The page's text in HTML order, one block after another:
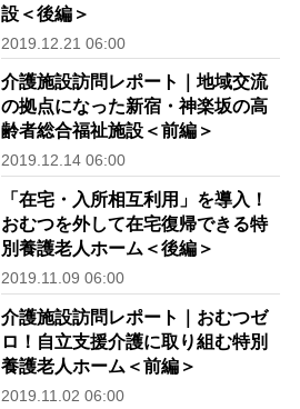
設＜後編＞
2019.12.21 06:00
介護施設訪問レポート｜地域交流
の拠点になった新宿・神楽坂の高
齢者総合福祉施設＜前編＞
2019.12.14 06:00
「在宅・入所相互利用」を導入！
おむつを外して在宅復帰できる特
別養護老人ホーム＜後編＞
2019.11.09 06:00
介護施設訪問レポート｜おむつゼ
ロ！自立支援介護に取り組む特別
養護老人ホーム＜前編＞
2019.11.02 06:00